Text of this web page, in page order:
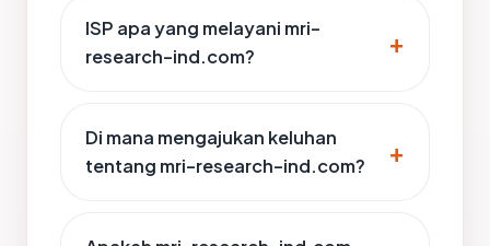
ISP apa yang melayani mri-
research-ind.com?
Di mana mengajukan keluhan
tentang mri-research-ind.com?